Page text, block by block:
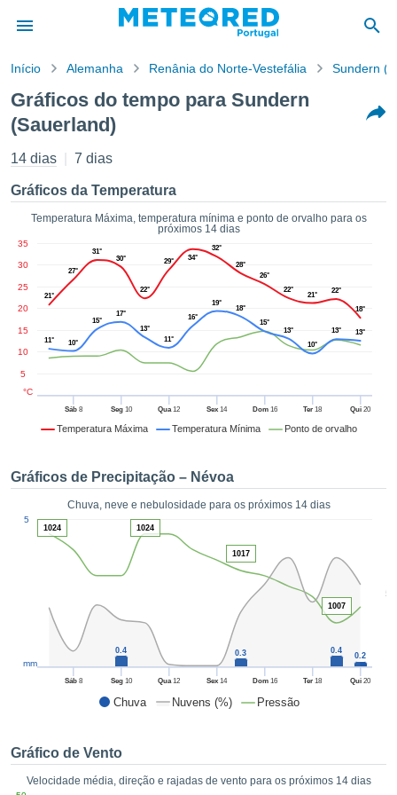
da
por
que as
a este
das
e
forma
digital
ou
permite-
a nossa
fornecer-
de alta
todos os
no
como
um perfil
CONTINUAR
Início Alemanha Renânia do Norte-Vestefália Sundern
Gráficos do tempo para Sundern
(Sauerland)
14 dias 7 dias
Gráficos da Temperatura
Temperatura Máxima, temperatura mínima e ponto de orvalho para os
próximos 14 dias
Temperatura Máxima Temperatura Mínima Ponto de orvalho
Sáb8 Seg10 Qua12 Sex 14 Dom16 Ter 18 Qui 20
5
10
15
20
25
30
35
°C
21°
27°
31°
30°
22°
29° 34°
32°
28°
26°
22°
21°
22°
18°
11° 10°
15°
17°
13°
11°
16°
19°
18°
15°
13°
10°
13° 13°
Gráficos de Precipitação – Névoa
Chuva, neve e nebulosidade para os próximos 14 dias
Chuva Nuvens (%) Pressão
50
Sáb8 Seg10 Qua12 Sex 14 Dom16 Ter 18 Qui 20
5
mm
0.4 0.3 0.4
0.2
1024 1024
1017
1007
Gráfico de Vento
Velocidade média, direção e rajadas de vento para os próximos 14 dias